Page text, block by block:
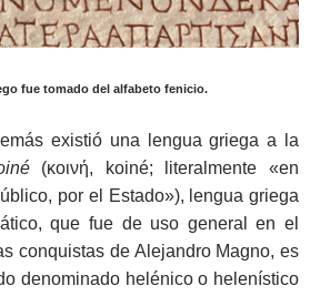
fue tomado del alfabeto fenicio.
existió una lengua griega a la
(κοινή, koiné; literalmente «en
por el Estado»), lengua griega
que fue de uso general en el
conquistas de Alejandro Magno, es
denominado helénico o helenístico